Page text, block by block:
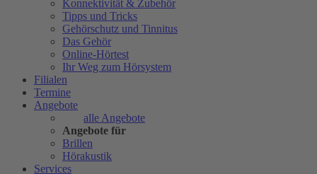
Konnektivität & Zubehör
Tipps und Tricks
Gehörschutz und Tinnitus
Das Gehör
Online-Hörtest
Ihr Weg zum Hörsystem
Filialen
Termine
Angebote
alle Angebote
Angebote für
Brillen
Hörakustik
Services